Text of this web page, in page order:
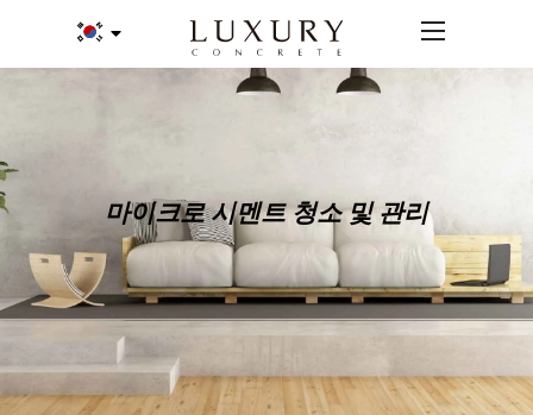
마이크로 시멘트 청소 및 관리